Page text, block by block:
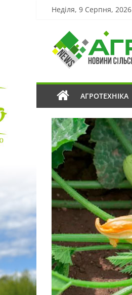
Неділя, 9 Серпня, 2026
АГРОТЕХНІКА